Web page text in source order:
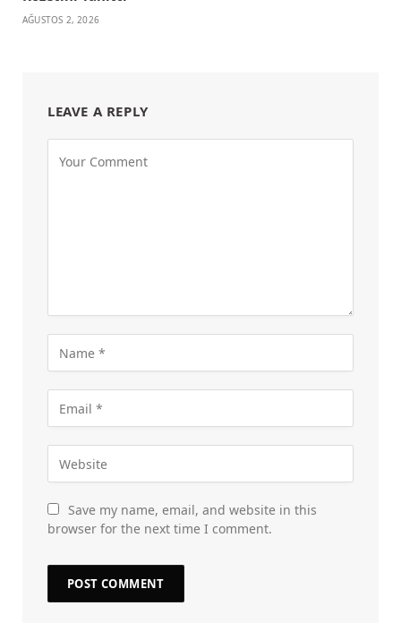
AĞUSTOS 2, 2026
LEAVE A REPLY
Save my name, email, and website in this
browser for the next time I comment.